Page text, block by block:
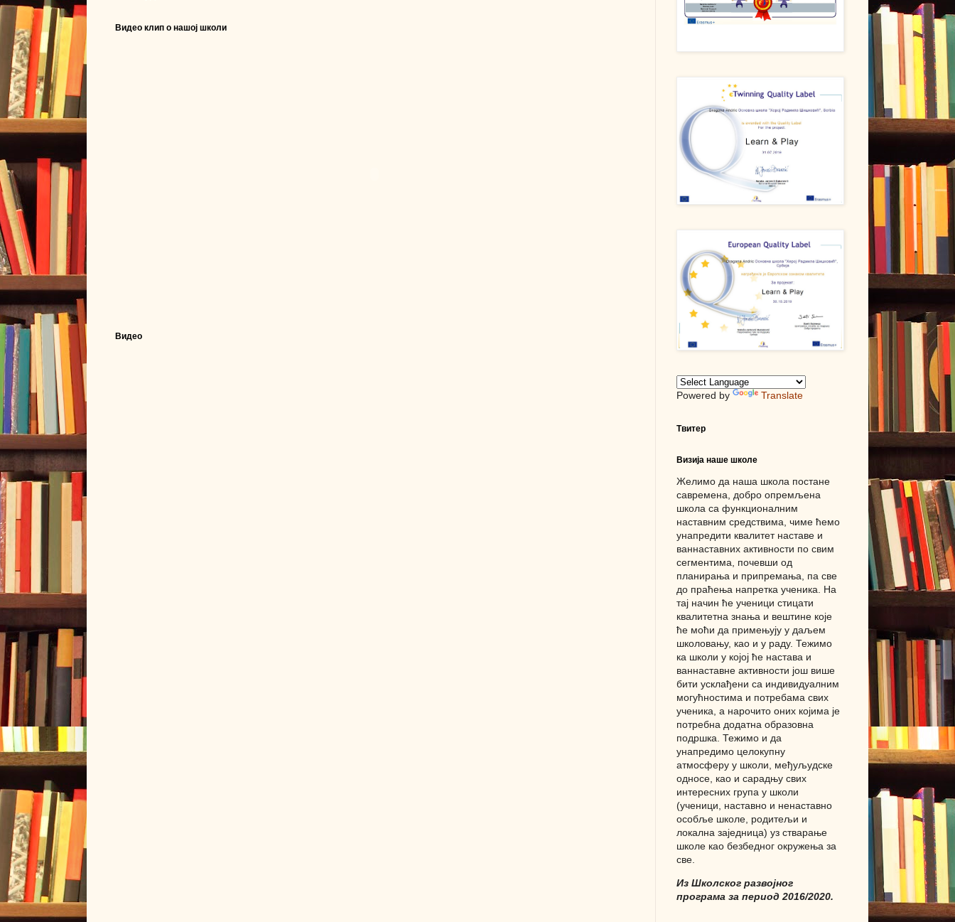
Видео клип о нашој школи
Видео
Powered by Translate
Твитер
Визија наше школе
Желимо да наша школа постане
савремена, добро опремљена
школа са функционалним
наставним средствима, чиме ћемо
унапредити квалитет наставе и
ваннаставних активности по свим
сегментима, почевши од
планирања и припремања, па све
до праћења напретка ученика. На
тај начин ће ученици стицати
квалитетна знања и вештине које
ће моћи да примењују у даљем
школовању, као и у раду. Тежимо
ка школи у којој ће настава и
ваннаставне активности још више
бити усклађени са индивидуалним
могућностима и потребама свих
ученика, а нарочито оних којима је
потребна додатна образовна
подршка. Тежимо и да
унапредимо целокупну
атмосферу у школи, међуљудске
односе, као и сарадњу свих
интересних група у школи
(ученици, наставно и ненаставно
особље школе, родитељи и
локална заједница) уз стварање
школе као безбедног окружења за
све.
Из Школског развојног
програма за период 2016/2020.